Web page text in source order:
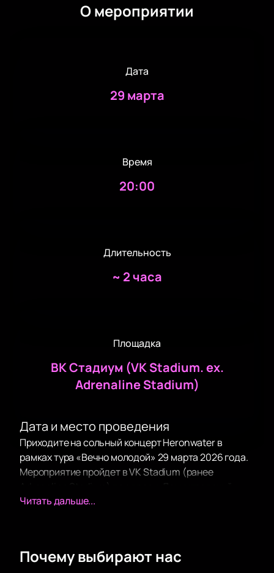
О мероприятии
Дата
29 марта
Время
20:00
Длительность
~ 2 часа
Площадка
ВК Стадиум (VK Stadium. ex.
Adrenaline Stadium)
Дата и место проведения
Приходите на сольный концерт Heronwater в
рамках тура «Вечно молодой» 29 марта 2026 года.
Мероприятие пройдет в VK Stadium (ранее
Adrenaline Stadium) по адресу: Ленинградский
проспект, дом 80, корпус 17, Москва. Этот вечер
О концерте
Читать дальше...
Почему выбирают нас